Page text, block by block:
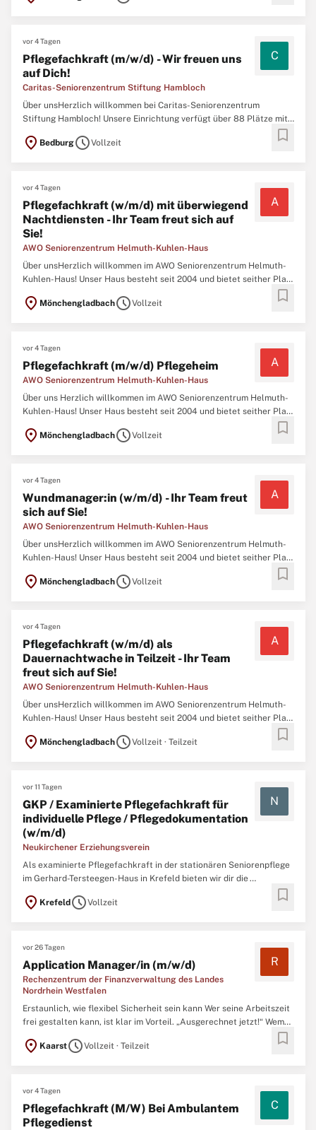
vor 4 Tagen
Pflegefachkraft (m/w/d) - Wir freuen uns
auf Dich!
Caritas-Seniorenzentrum Stiftung Hambloch
C
Über unsHerzlich willkommen bei Caritas-Seniorenzentrum
Stiftung Hambloch! Unsere Einrichtung verfügt über 88 Plätze mit
Kurzzeitpflegeplätze und liegt ruhig und dennoch zentral in
location_on BedburgscheduleVollzeit bookmark
vor 4 Tagen
Pflegefachkraft (w/m/d) mit überwiegend
Nachtdiensten - Ihr Team freut sich auf
Sie!
AWO Seniorenzentrum Helmuth-Kuhlen-Haus
A
Über unsHerzlich willkommen im AWO Seniorenzentrum Helmuth-
Kuhlen-Haus! Unser Haus besteht seit 2004 und bietet seither Platz
für 80 Bewohner/innen. Unsere stationäre Einrichtung teilt sich in
drei Wohnbereiche. Bei unserer täglichen pflegerischen Arbeit
location_on MönchengladbachscheduleVollzeit bookmark
vor 4 Tagen
Pflegefachkraft (m/w/d) Pflegeheim
AWO Seniorenzentrum Helmuth-Kuhlen-Haus
A
Über uns Herzlich willkommen im AWO Seniorenzentrum Helmuth-
Kuhlen-Haus! Unser Haus besteht seit 2004 und bietet seither Platz
Pflegefachkraft (Altenpfleger:in, Gesundheits- und
location_on MönchengladbachscheduleVollzeit bookmark
vor 4 Tagen
Wundmanager:in (w/m/d) - Ihr Team freut
sich auf Sie!
AWO Seniorenzentrum Helmuth-Kuhlen-Haus
A
Über unsHerzlich willkommen im AWO Seniorenzentrum Helmuth-
Kuhlen-Haus! Unser Haus besteht seit 2004 und bietet seither Platz
für 80 Bewohner/innen. Unsere stationäre Einrichtung teilt sich in
drei Wohnbereiche. Bei unserer täglichen pflegerischen Arbeit
location_on MönchengladbachscheduleVollzeit bookmark
vor 4 Tagen
Pflegefachkraft (w/m/d) als
Dauernachtwache in Teilzeit - Ihr Team
freut sich auf Sie!
AWO Seniorenzentrum Helmuth-Kuhlen-Haus
A
Über unsHerzlich willkommen im AWO Seniorenzentrum Helmuth-
Kuhlen-Haus! Unser Haus besteht seit 2004 und bietet seither Platz
für 80 Bewohner/innen. Unsere stationäre Einrichtung teilt sich in
drei Wohnbereiche. Bei unserer täglichen pflegerischen Arbeit
location_on MönchengladbachscheduleVollzeit · Teilzeit bookmark
vor 11 Tagen
GKP / Examinierte Pflegefachkraft für
individuelle Pflege / Pflegedokumentation
(w/m/d)
Neukirchener Erziehungsverein
N
Als examinierte Pflegefachkraft in der stationären Seniorenpflege
im Gerhard-Tersteegen-Haus in Krefeld bieten wir dir die
Möglichkeit, deine Expertise in der Betreuung und Pflege unserer
Bewohnerinnen und Bewohner einzubringen und
location_on Krefeld scheduleVollzeit bookmark
vor 26 Tagen
Application Manager/in (m/w/d)
Rechenzentrum der Finanzverwaltung des Landes
Nordrhein Westfalen
R
Erstaunlich, wie flexibel Sicherheit sein kann Wer seine Arbeitszeit
frei gestalten kann, ist klar im Vorteil. „Ausgerechnet jetzt!“ Wem
Kindergarten anruft, der Handwerker nur heute kann oder du
location_on KaarstscheduleVollzeit · Teilzeit bookmark
vor 4 Tagen
Pflegefachkraft (M/W) Bei Ambulantem
Pflegedienst
C